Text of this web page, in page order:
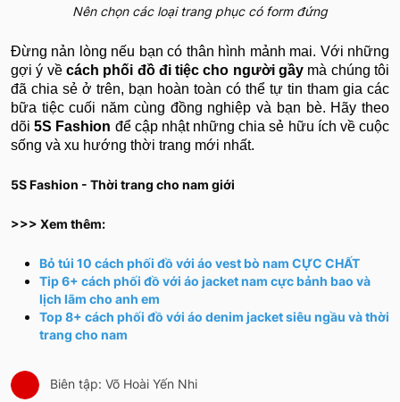
Nên chọn các loại trang phục có form đứng
Đừng nản lòng nếu bạn có thân hình mảnh mai. Với những
gợi ý về cách phối đồ đi tiệc cho người gầy mà chúng tôi
đã chia sẻ ở trên, bạn hoàn toàn có thể tự tin tham gia các
bữa tiệc cuối năm cùng đồng nghiệp và bạn bè. Hãy theo
dõi 5S Fashion để cập nhật những chia sẻ hữu ích về cuộc
sống và xu hướng thời trang mới nhất.
5S Fashion - Thời trang cho nam giới
>>> Xem thêm:
Bỏ túi 10 cách phối đồ với áo vest bò nam CỰC CHẤT
Tip 6+ cách phối đồ với áo jacket nam cực bảnh bao và
lịch lãm cho anh em
Top 8+ cách phối đồ với áo denim jacket siêu ngầu và thời
trang cho nam
Biên tập: Võ Hoài Yến Nhi